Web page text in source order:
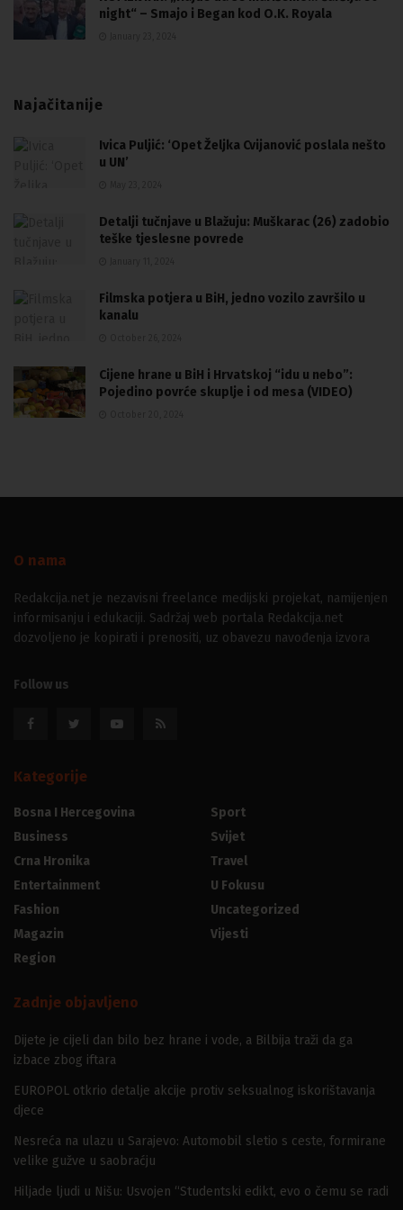
night“ – Smajo i Began kod O.K. Royala
Najačitanije
Ivica Puljić: ‘Opet Željka Cvijanović poslala nešto
u UN’
Detalji tučnjave u Blažuju: Muškarac (26) zadobio
teške tjeslesne povrede
Filmska potjera u BiH, jedno vozilo završilo u
kanalu
Cijene hrane u BiH i Hrvatskoj “idu u nebo”:
Pojedino povrće skuplje i od mesa (VIDEO)
O nama
Redakcija.net je nezavisni freelance medijski projekat, namijenjen
informisanju i edukaciji. Sadržaj web portala Redakcija.net
dozvoljeno je kopirati i prenositi, uz obavezu navođenja izvora
Follow us
Kategorije
Bosna I Hercegovina
Business
Crna Hronika
Entertainment
Fashion
Magazin
Region
Sport
Svijet
Travel
U Fokusu
Uncategorized
Vijesti
Zadnje objavljeno
Dijete je cijeli dan bilo bez hrane i vode, a Bilbija traži da ga
izbace zbog iftara
EUROPOL otkrio detalje akcije protiv seksualnog iskorištavanja
djece
Nesreća na ulazu u Sarajevo: Automobil sletio s ceste, formirane
velike gužve u saobraćju
Hiljade ljudi u Nišu: Usvojen “Studentski edikt, evo o čemu se radi